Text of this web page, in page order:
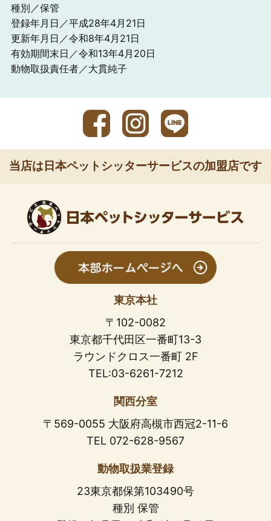
種別／保管
登録年月日／平成28年4月21日
更新年月日／令和8年4月21日
有効期間末日／令和13年4月20日
動物取扱責任者／大貫純子
当店は日本ペットシッターサービスの加盟店です
東京本社
〒102-0082
東京都千代田区一番町13-3
ラウンドクロス一番町 2F
TEL:03-6261-7212
関西分室
〒569-0055 大阪府高槻市西冠2-11-6
TEL 072-628-9567
動物取扱業登録
23東京都保第103490号
種別 保管